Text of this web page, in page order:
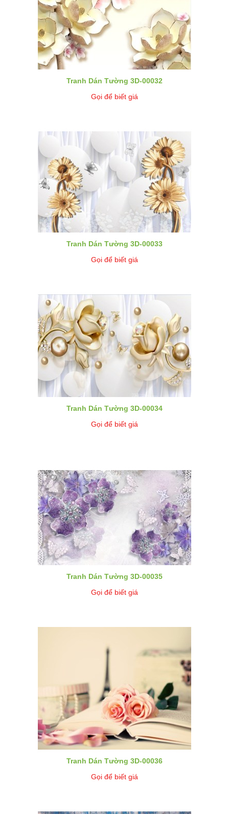
Tranh Dán Tường 3D-00032
Gọi để biết giá
Tranh Dán Tường 3D-00033
Gọi để biết giá
Tranh Dán Tường 3D-00034
Gọi để biết giá
Tranh Dán Tường 3D-00035
Gọi để biết giá
Tranh Dán Tường 3D-00036
Gọi để biết giá